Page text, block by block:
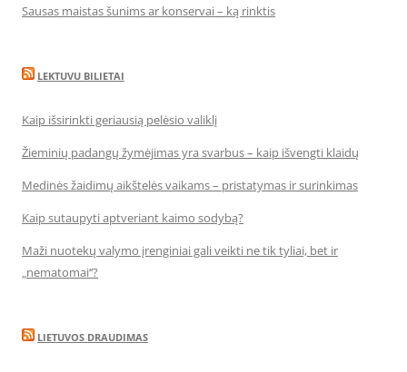
Sausas maistas šunims ar konservai – ką rinktis
LEKTUVU BILIETAI
Kaip išsirinkti geriausią pelėsio valiklį
Žieminių padangų žymėjimas yra svarbus – kaip išvengti klaidų
Medinės žaidimų aikštelės vaikams – pristatymas ir surinkimas
Kaip sutaupyti aptveriant kaimo sodybą?
Maži nuotekų valymo įrenginiai gali veikti ne tik tyliai, bet ir
„nematomai‘‘?
LIETUVOS DRAUDIMAS